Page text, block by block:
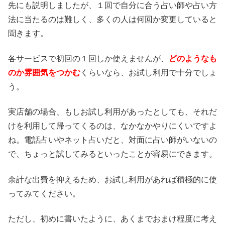
先にも説明しましたが、１回で自分に合う占い師や占い方
法に当たるのは難しく、多くの人は何回か変更していると
聞きます。
各サービスで初回の１回しか使えませんが、
どのようなも
のか雰囲気をつかむ くらいなら、お試し利用で十分でしょ
う。
実店舗の場合、もしお試し利用があったとしても、それだ
けを利用して帰ってくるのは、なかなかやりにくいですよ
ね。電話占いやネット占いだと、対面に占い師がいないの
で、ちょっと試してみるといったことが容易にできます。
余計な出費を抑えるため、お試し利用があれば積極的に使
ってみてください。
ただし、初めに書いたように、あくまでおまけ程度に考え